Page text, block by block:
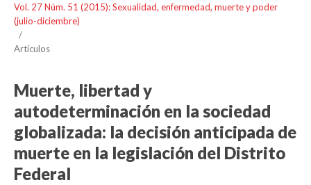
Vol. 27 Núm. 51 (2015): Sexualidad, enfermedad, muerte y poder
(julio-diciembre)
/
Artículos
Muerte, libertad y
autodeterminación en la sociedad
globalizada: la decisión anticipada de
muerte en la legislación del Distrito
Federal